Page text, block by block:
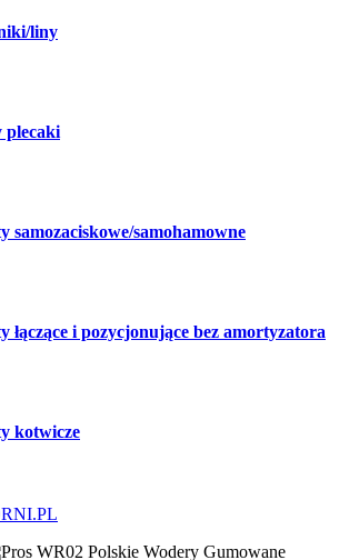
liny
plecaki
samozaciskowe/samohamowne
łączące i pozycjonujące bez amortyzatora
kotwicze